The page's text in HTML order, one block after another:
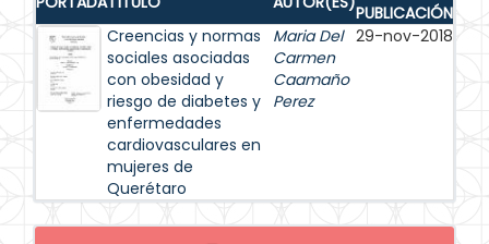
PUBLICACIÓN
Creencias y normas
sociales asociadas
con obesidad y
riesgo de diabetes y
enfermedades
cardiovasculares en
mujeres de
Querétaro
Maria Del
Carmen
Caamaño
Perez
29-nov-2018